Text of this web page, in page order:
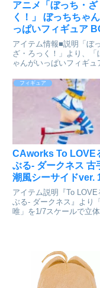
アニメ「ぼっち・ざ
く！」 ぼっちちゃ
っぱいフィギュア
6個入りBOX[ブシロ
リエイティブ]が好
中
アイテム情報■説明「ぼ
ざ・ろっく！」より、「
ゃんがいっぱいフィギュ
6パック入り※BOX未開
り、1BOXで全種コンプ
来ます。■サイズ全高約
っち・ざ・ろっく!...
フィギュア
CAworks To LOVE
ぶる- ダークネス 古
潮風シーサイドver.
成品フィギュアが好
中
アイテム説明『To LOVE
ぶる- ダークネス』より
唯」を1/7スケールで立体
青と白を基調とした爽や
ラー服に、帽子やブ...